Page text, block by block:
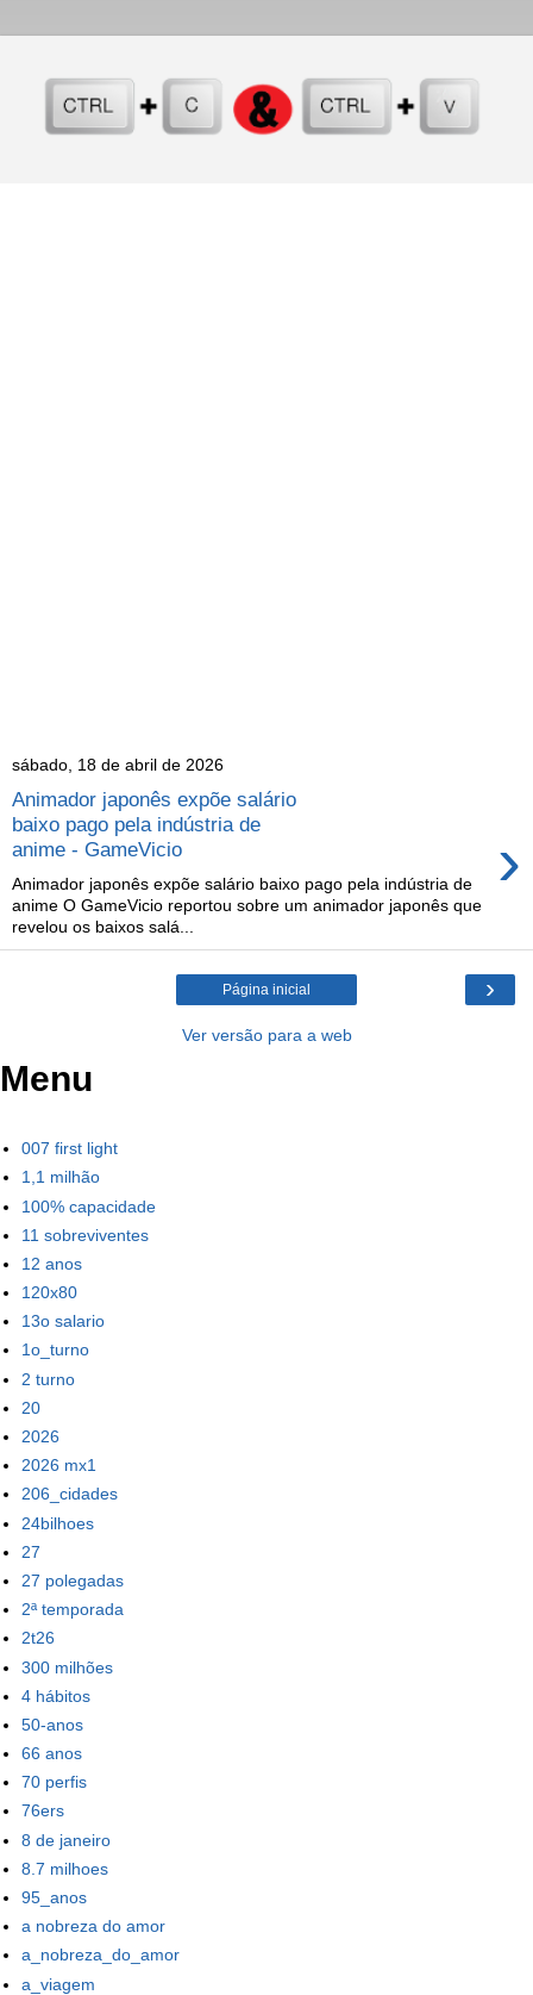
sábado, 18 de abril de 2026
Animador japonês expõe salário
baixo pago pela indústria de
anime - GameVicio
›
Animador japonês expõe salário baixo pago pela indústria de
anime O GameVicio reportou sobre um animador japonês que
revelou os baixos salá...
›
Página inicial
Ver versão para a web
Menu
007 first light
1,1 milhão
100% capacidade
11 sobreviventes
12 anos
120x80
13o salario
1o_turno
2 turno
20
2026
2026 mx1
206_cidades
24bilhoes
27
27 polegadas
2ª temporada
2t26
300 milhões
4 hábitos
50-anos
66 anos
70 perfis
76ers
8 de janeiro
8.7 milhoes
95_anos
a nobreza do amor
a_nobreza_do_amor
a_viagem